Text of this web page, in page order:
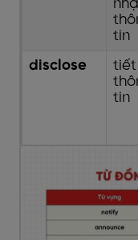
tin
disclose
tin